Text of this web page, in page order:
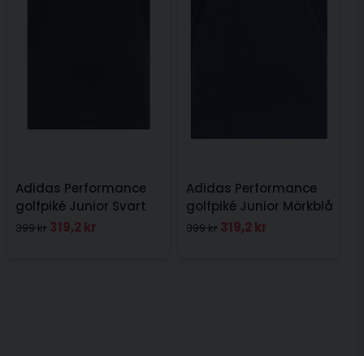
Adidas Performance
golfpiké Junior Svart
399 kr 319,2 kr
Adidas Performance
golfpiké Junior Mörkblå
399 kr 319,2 kr